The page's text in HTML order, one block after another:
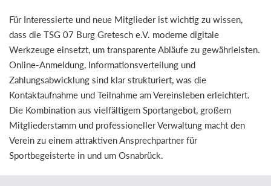
Für Interessierte und neue Mitglieder ist wichtig zu wissen,
dass die TSG 07 Burg Gretesch e.V. moderne digitale
Werkzeuge einsetzt, um transparente Abläufe zu gewährleisten.
Online-Anmeldung, Informationsverteilung und
Zahlungsabwicklung sind klar strukturiert, was die
Kontaktaufnahme und Teilnahme am Vereinsleben erleichtert.
Die Kombination aus vielfältigem Sportangebot, großem
Mitgliederstamm und professioneller Verwaltung macht den
Verein zu einem attraktiven Ansprechpartner für
Sportbegeisterte in und um Osnabrück.